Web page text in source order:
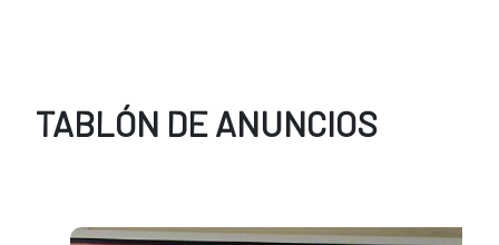
TABLÓN DE ANUNCIOS